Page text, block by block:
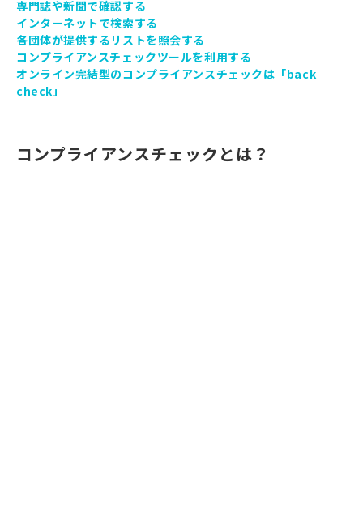
専門誌や新聞で確認する
インターネットで検索する
各団体が提供するリストを照会する
コンプライアンスチェックツールを利用する
オンライン完結型のコンプライアンスチェックは「back
check」
コンプライアンスチェックとは？